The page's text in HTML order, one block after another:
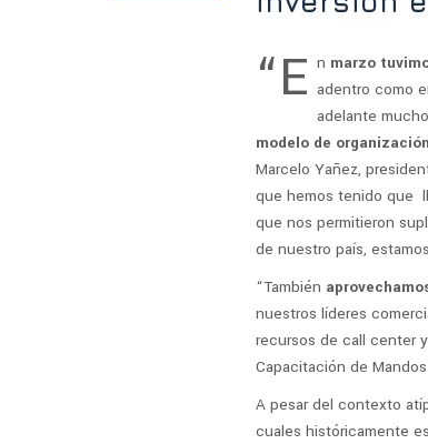
“E n marzo
adentro como
adelante
modelo de
Marcelo Yañez,
que hemos tenido que
que nos permitieron
de nuestro país,
“También
nuestros líderes
recursos de call center
Capacitación de
A pesar del contexto
cuales históricamente